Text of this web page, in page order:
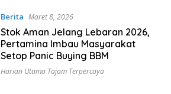
Berita Maret 8, 2026
Stok Aman Jelang Lebaran 2026,
Pertamina Imbau Masyarakat
Setop Panic Buying BBM
Harian Utama Tajam Terpercaya